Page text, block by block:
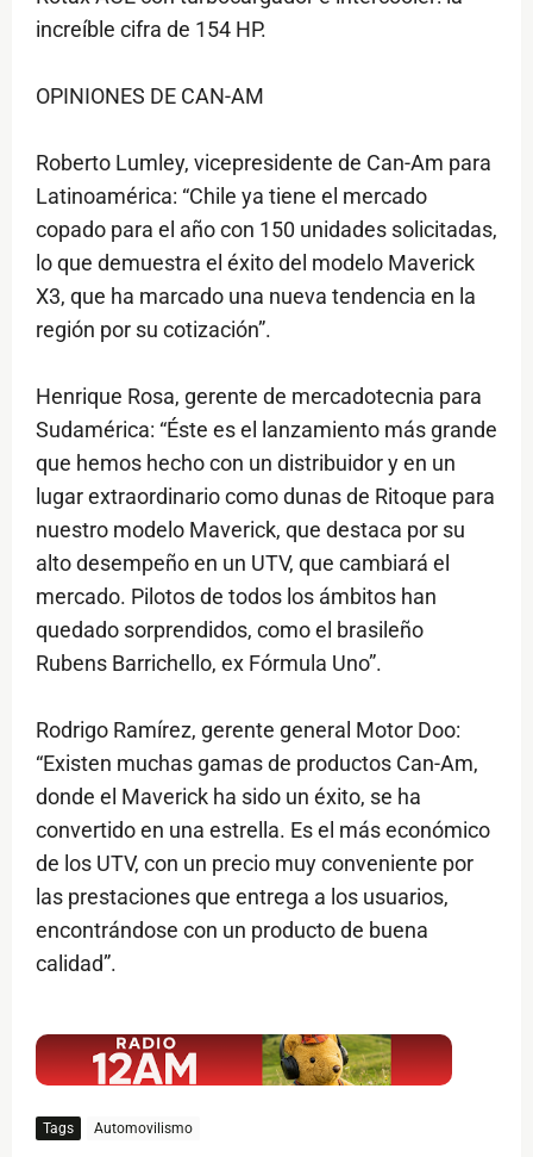
increíble cifra de 154 HP.
OPINIONES DE CAN-AM
Roberto Lumley, vicepresidente de Can-Am para
Latinoamérica: “Chile ya tiene el mercado
copado para el año con 150 unidades solicitadas,
lo que demuestra el éxito del modelo Maverick
X3, que ha marcado una nueva tendencia en la
región por su cotización”.
Henrique Rosa, gerente de mercadotecnia para
Sudamérica: “Éste es el lanzamiento más grande
que hemos hecho con un distribuidor y en un
lugar extraordinario como dunas de Ritoque para
nuestro modelo Maverick, que destaca por su
alto desempeño en un UTV, que cambiará el
mercado. Pilotos de todos los ámbitos han
quedado sorprendidos, como el brasileño
Rubens Barrichello, ex Fórmula Uno”.
Rodrigo Ramírez, gerente general Motor Doo:
“Existen muchas gamas de productos Can-Am,
donde el Maverick ha sido un éxito, se ha
convertido en una estrella. Es el más económico
de los UTV, con un precio muy conveniente por
las prestaciones que entrega a los usuarios,
encontrándose con un producto de buena
calidad”.
Tags Automovilismo